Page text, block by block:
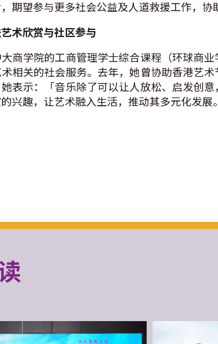
期望参与更多社会公益及人道救援工作，协
术欣赏与社区参与
商学院的工商管理学士综合课程（环球商
相关的社会服务。去年，她曾协助香港艺
表示：「音乐除了可以让人放松、启发创
兴趣，让艺术融入生活，推动其多元化发展